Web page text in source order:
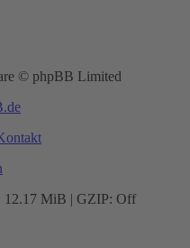
© phpBB Limited
12.17 MiB | GZIP: Off